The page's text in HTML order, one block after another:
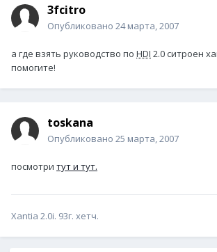
3fcitro
Опубликовано 24 марта, 2007
а где взять руководство по HDI 2.0 ситроен
помогите!
toskana
Опубликовано 25 марта, 2007
посмотри тути тут.
Xantia 2.0i. 93г. хетч.